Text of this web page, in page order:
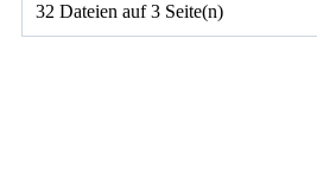
32 Dateien auf 3 Seite(n)